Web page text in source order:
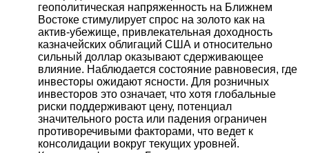
геополитическая напряженность на Ближнем
Востоке стимулирует спрос на золото как на
актив-убежище, привлекательная доходность
казначейских облигаций США и относительно
сильный доллар оказывают сдерживающее
влияние. Наблюдается состояние равновесия, где
инвесторы ожидают ясности. Для розничных
инвесторов это означает, что хотя глобальные
риски поддерживают цену, потенциал
значительного роста или падения ограничен
противоречивыми факторами, что ведет к
консолидации вокруг текущих уровней.